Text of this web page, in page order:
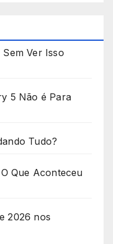
Ver Isso
5 Não é Para
Tudo?
Que Aconteceu
2026 nos